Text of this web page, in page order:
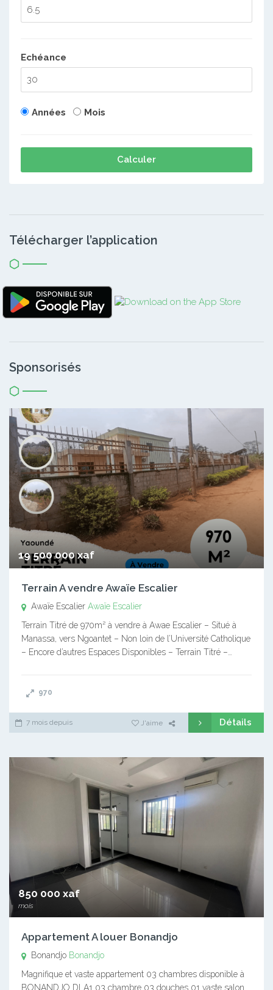
Echéance
Années Mois
Calculer
Télécharger l’application
Sponsorisés
19 500 000 xaf
Terrain A vendre Awaïe Escalier
Awaïe Escalier Awaïe Escalier
Terrain Titré de 970m² à vendre à Awae Escalier – Situé à
Manassa, vers Ngoantet – Non loin de l’Université Catholique
– Encore d’autres Espaces Disponibles – Terrain Titré –…
970
7 mois depuis J'aime Détails
850 000 xaf
mois
Appartement A louer Bonandjo
Bonandjo Bonandjo
Magnifique et vaste appartement 03 chambres disponible à
BONANDJO DLA1 03 chambre 03 douches 01 vaste salon